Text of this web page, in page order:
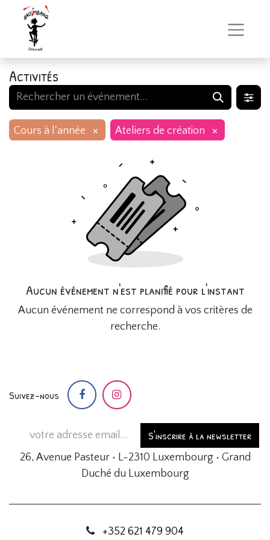
Activités
Cours à l'année × Ateliers de création ×
Aucun événement n'est planifié pour l'instant
Aucun événement ne correspond à vos critères de
recherche.
Suivez-nous
S'inscrire à la newsletter
26, Avenue Pasteur • L-2310 Luxembourg • Grand
Duché du Luxembourg
+352 621 479 904